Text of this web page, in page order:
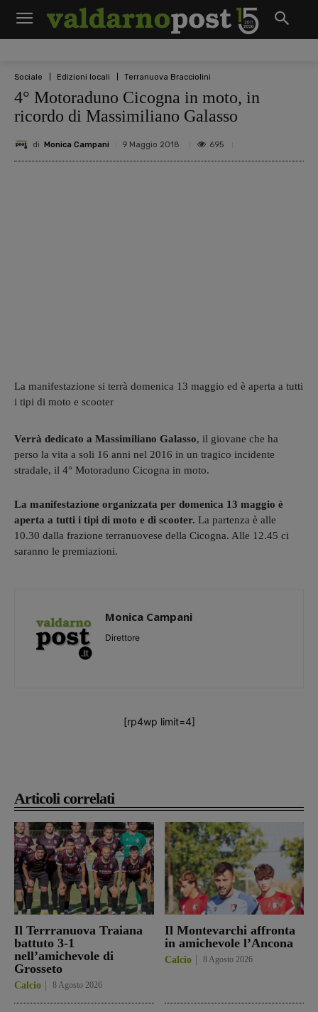
Sociale Edizioni locali Terranuova Bracciolini
4° Motoraduno Cicogna in moto, in
ricordo di Massimiliano Galasso
di Monica Campani 9 Maggio 2018 695
Articoli correlati
Il Terrranuova Traiana
battuto 3-1
nell’amichevole di
Grosseto
Calcio 8 Agosto 2026
Il Montevarchi affronta
in amichevole l’Ancona
Calcio 8 Agosto 2026
La manifestazione si terrà domenica 13 maggio ed è aperta a tutti
i tipi di moto e scooter
Verrà dedicato a Massimiliano Galasso, il giovane che ha
perso la vita a soli 16 anni nel 2016 in un tragico incidente
stradale, il 4° Motoraduno Cicogna in moto.
La manifestazione organizzata per domenica 13 maggio è
aperta a tutti i tipi di moto e di scooter. La partenza è alle
10.30 dalla frazione terranuovese della Cicogna. Alle 12.45 ci
saranno le premiazioni.
Monica Campani
Direttore
[rp4wp limit=4]